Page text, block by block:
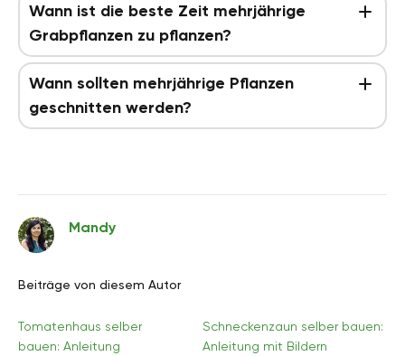
Wann ist die beste Zeit mehrjährige
Grabpflanzen zu pflanzen?
Wann sollten mehrjährige Pflanzen
geschnitten werden?
Mandy
Beiträge von diesem Autor
Tomatenhaus selber
bauen: Anleitung
Schneckenzaun selber bauen:
Anleitung mit Bildern